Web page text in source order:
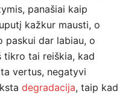
panašiai kaip
kažkur mausti, o
paskui dar labiau, o
tikro tai reiškia, kad
vertus, negatyvi
degradacija, taip kad